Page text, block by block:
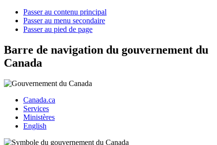
Passer au contenu principal
Passer au menu secondaire
Passer au pied de page
Barre de navigation du gouvernement du
Canada
Canada.ca
Services
Ministères
English